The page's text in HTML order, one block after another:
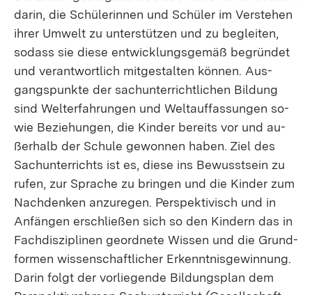
dar­in, die Schü­le­rin­nen und Schü­ler im Ver­ste­hen
ih­rer Um­welt zu un­ter­stüt­zen und zu be­glei­ten,
so­dass sie die­se ent­wick­lungs­ge­mäß be­grün­det
und ver­ant­wort­lich mit­ge­stal­ten kön­nen. Aus­
gangs­punk­te der sach­un­ter­richt­li­chen Bil­dung
sind Welt­erfah­run­gen und Welt­auf­fas­sun­gen so­
wie Be­zie­hun­gen, die Kin­der be­reits vor und au­
ßer­halb der Schu­le ge­won­nen ha­ben. Ziel des
Sach­un­ter­richts ist es, die­se ins Be­wusst­sein zu
ru­fen, zur Spra­che zu brin­gen und die Kin­der zum
Nach­den­ken an­zu­re­gen. Per­spek­ti­visch und in
An­fän­gen er­schlie­ßen sich so den Kin­dern das in
Fach­dis­zi­pli­nen ge­ord­ne­te Wis­sen und die Grund­
for­men wis­sen­schaft­li­cher Er­kennt­nis­ge­win­nung.
Dar­in folgt der vor­lie­gen­de Bil­dungs­plan dem